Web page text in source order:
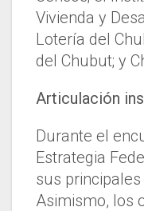
Vivienda y
Lotería del
del Chubut; y
Articulación
Durante el
Estrategia
sus
Asimismo, los